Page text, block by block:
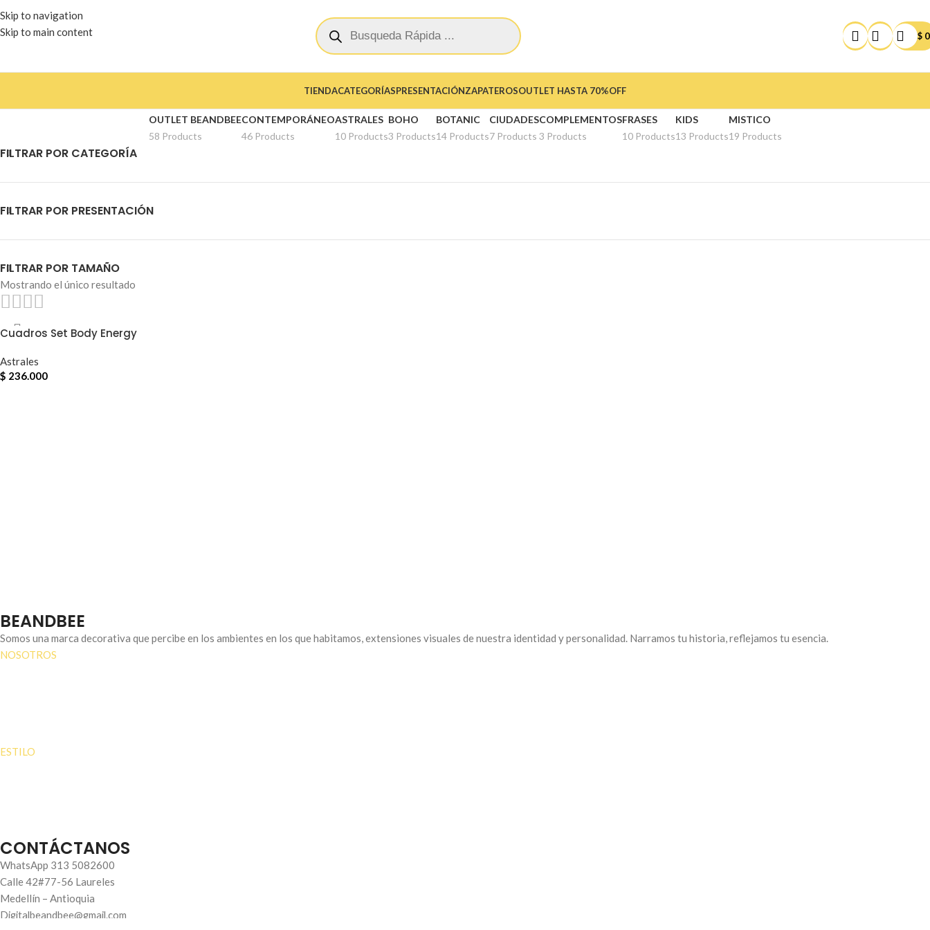
Skip to navigation
Skip to main content
$ 0
TIENDACATEGORÍASPRESENTACIÓNZAPATEROSOUTLET HASTA 70%OFF
OUTLET BEANDBEE
58 Products
CONTEMPORÁNEO
46 Products
ASTRALES
10 Products
BOHO
3 Products
BOTANIC
14 Products
CIUDADES
7 Products
COMPLEMENTOS
3 Products
FRASES
10 Products
KIDS
13 Products
MISTICO
19 Products
FILTRAR POR CATEGORÍA
FILTRAR POR PRESENTACIÓN
FILTRAR POR TAMAÑO
Mostrando el único resultado
Cuadros Set Body Energy
Astrales
$ 236.000
BEANDBEE
Somos una marca decorativa que percibe en los ambientes en los que habitamos, extensiones visuales de nuestra identidad y personalidad. Narramos tu historia, reflejamos tu esencia.
NOSOTROS
ESTILO
CONTÁCTANOS
WhatsApp 313 5082600
Calle 42#77-56 Laureles
Medellín – Antioquia
Digitalbeandbee@gmail.com